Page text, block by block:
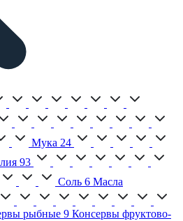
Мука 24
93
Соль 6 Масла
рыбные 9 Консервы фруктово-